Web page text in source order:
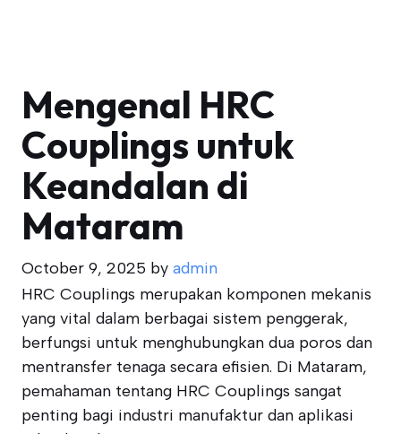
Mengenal HRC
Couplings untuk
Keandalan di
Mataram
October 9, 2025 by admin
HRC Couplings merupakan komponen mekanis
yang vital dalam berbagai sistem penggerak,
berfungsi untuk menghubungkan dua poros dan
mentransfer tenaga secara efisien. Di Mataram,
pemahaman tentang HRC Couplings sangat
penting bagi industri manufaktur dan aplikasi